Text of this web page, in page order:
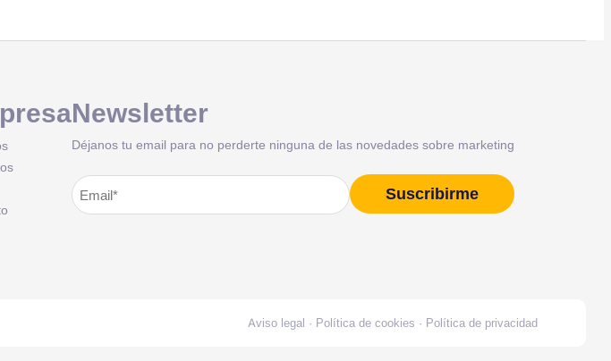
Newsletter
Déjanos tu email para no perderte ninguna de las novedades sobre marketing
Correo
electrónico(Obligatorio)
Suscribirme
Alternative:
Aviso legal · Política de cookies · Política de privacidad